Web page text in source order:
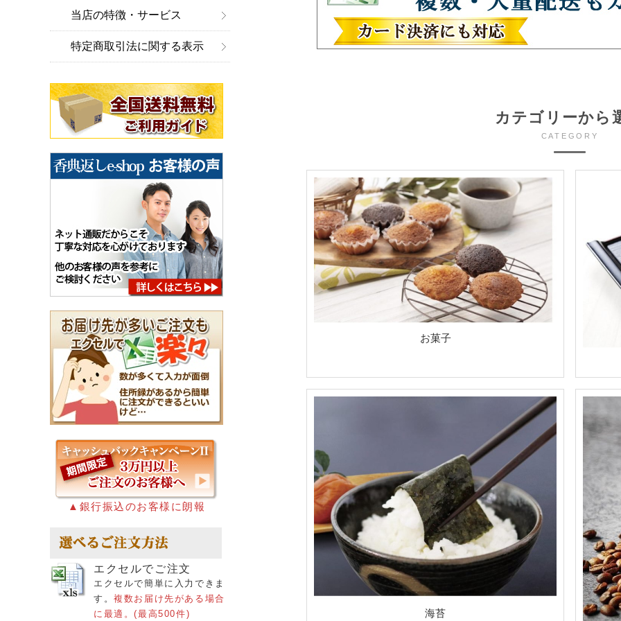
カテゴリーから
CATEGORY
お菓子
海苔
当店の特徴・サービス
特定商取引法に関する表示
▲銀行振込のお客様に朗報
エクセルでご注文
エクセルで簡単に入力できま
す。複数お届け先がある場合
に最適。(最高500件)